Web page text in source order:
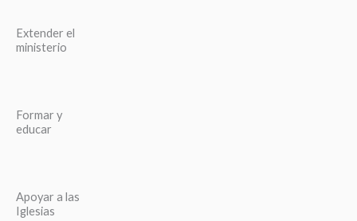
Extender el
ministerio
Formar y
educar
Apoyar a las
Iglesias